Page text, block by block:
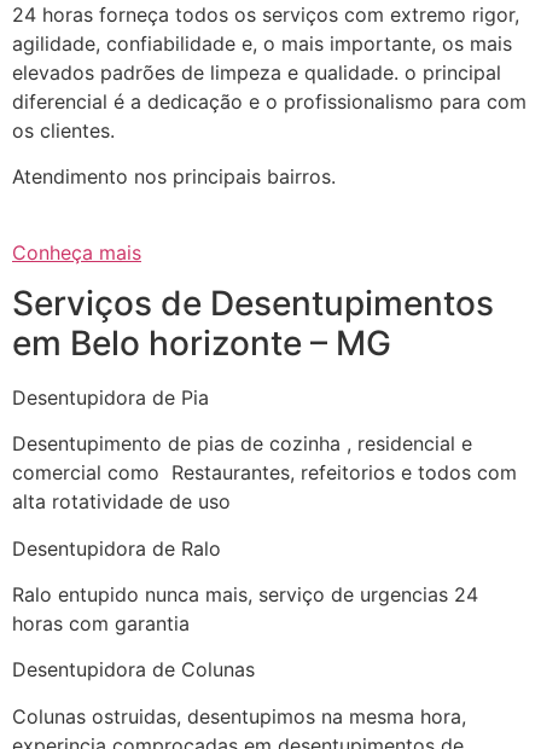
24 horas forneça todos os serviços com extremo rigor,
agilidade, confiabilidade e, o mais importante, os mais
elevados padrões de limpeza e qualidade. o principal
diferencial é a dedicação e o profissionalismo para com
os clientes.
Atendimento nos principais bairros.
Conheça mais
Serviços de Desentupimentos
em Belo horizonte – MG
Desentupidora de Pia
Desentupimento de pias de cozinha , residencial e
comercial como Restaurantes, refeitorios e todos com
alta rotatividade de uso
Desentupidora de Ralo
Ralo entupido nunca mais, serviço de urgencias 24
horas com garantia
Desentupidora de Colunas
Colunas ostruidas, desentupimos na mesma hora,